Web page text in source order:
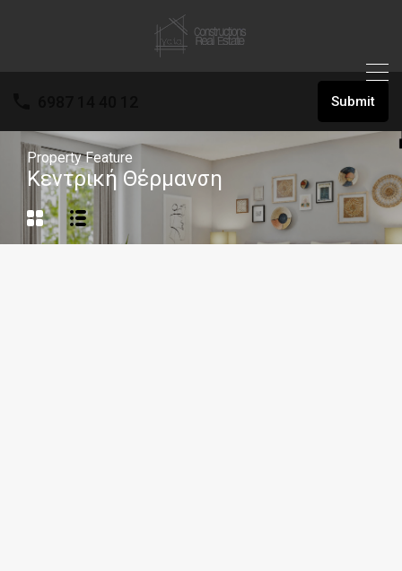
Submit
Property Feature
Κεντρική Θέρμανση